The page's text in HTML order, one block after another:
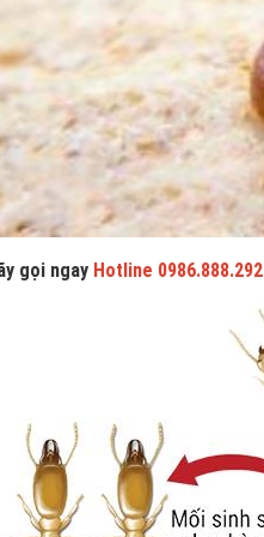
gọi ngay Hotline 0986.888.292